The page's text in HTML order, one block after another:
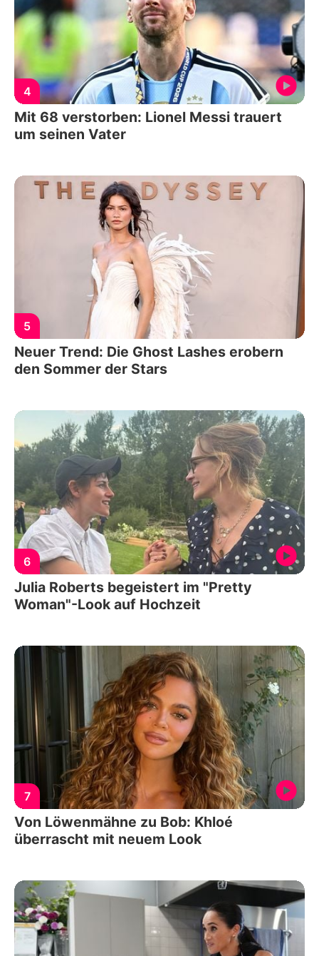
4
Mit 68 verstorben: Lionel Messi trauert
um seinen Vater
5
Neuer Trend: Die Ghost Lashes erobern
den Sommer der Stars
6
Julia Roberts begeistert im "Pretty
Woman"-Look auf Hochzeit
7
Von Löwenmähne zu Bob: Khloé
überrascht mit neuem Look